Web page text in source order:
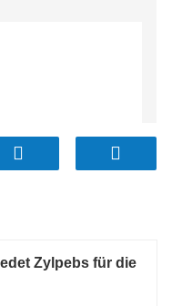
100.000
Zylpebs für die